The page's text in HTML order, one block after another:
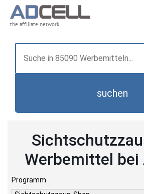
the affiliate network
suchen
Werbemittel bei
Programm